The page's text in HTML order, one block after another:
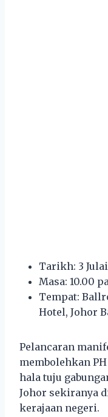
Tarikh: 3
Masa: 10.00
Tempat:
Hotel, Johor
Pelancaran
membolehkan
hala tuju
Johor sekiranya
kerajaan negeri.